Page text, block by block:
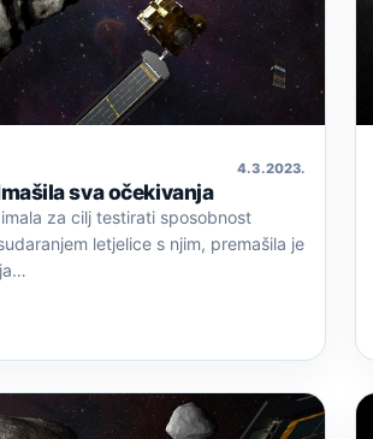
4. 3. 2023.
sva očekivanja
za cilj testirati sposobnost
letjelice s njim, premašila je